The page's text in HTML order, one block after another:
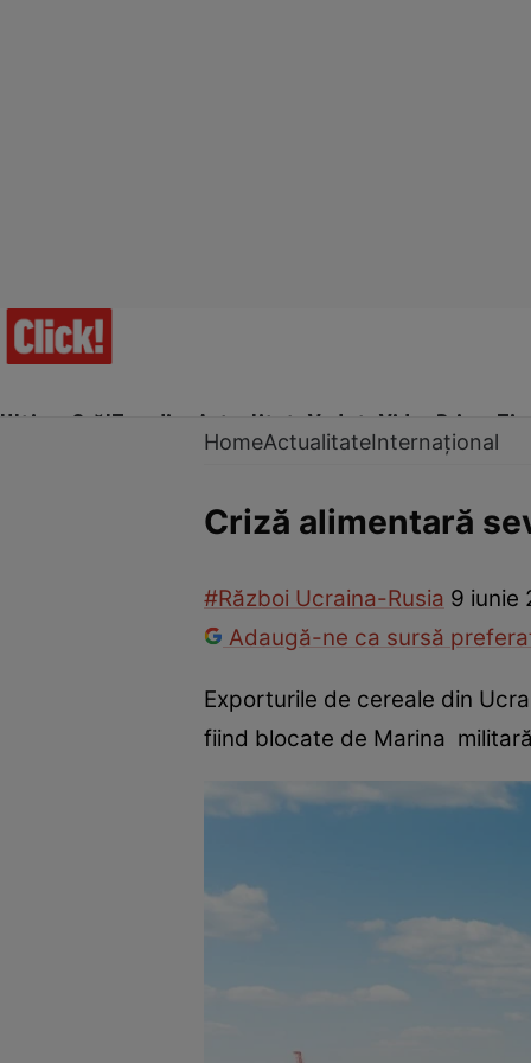
Ultima Oră!Trending Actualitate Vedete Video Prime
InternaționalFapt divers
HomeActualitateInternațional
Criză alimentară
#Război Ucraina-Rusia 9 iunie
Adaugă-ne ca sursă
Exporturile de cereale din
fiind blocate de Marina